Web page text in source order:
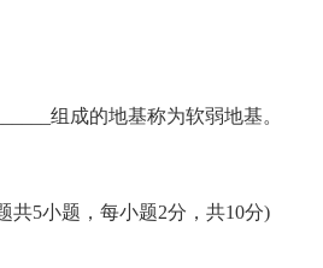
组成的地基称为软弱地基。
5小题，每小题2分，共10分)